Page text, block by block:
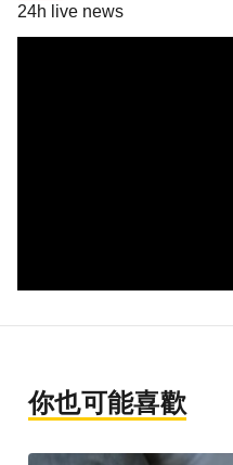
24h live news
你也可能喜歡